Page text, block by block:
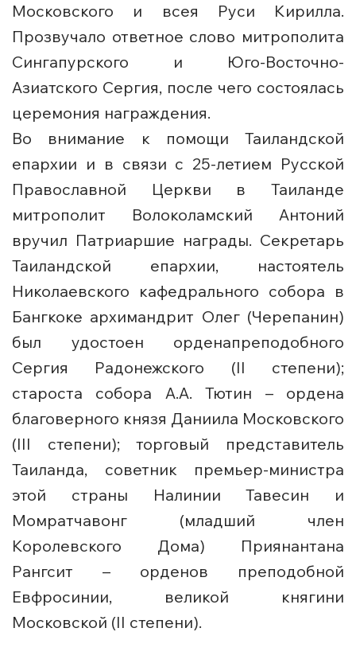
Московского и всея Руси Кирилла.
Прозвучало ответное слово митрополита
Сингапурского и Юго-Восточно-
Азиатского Сергия, после чего состоялась
церемония награждения.
Во внимание к помощи Таиландской
епархии и в связи с 25-летием Русской
Православной Церкви в Таиланде
митрополит Волоколамский Антоний
вручил Патриаршие награды. Секретарь
Таиландской епархии, настоятель
Николаевского кафедрального собора в
Бангкоке архимандрит Олег (Черепанин)
был удостоен орденапреподобного
Сергия Радонежского (II степени);
староста собора А.А. Тютин – ордена
благоверного князя Даниила Московского
(III степени); торговый представитель
Таиланда, советник премьер-министра
этой страны Налинии Тавесин и
Момратчавонг (младший член
Королевского Дома) Приянантана
Рангсит – орденов преподобной
Евфросинии, великой княгини
Московской (II степени).